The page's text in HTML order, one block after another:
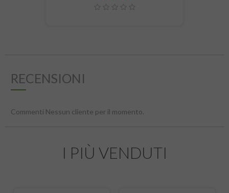
RECENSIONI
Commenti Nessun cliente per il momento.
I PIÙ VENDUTI